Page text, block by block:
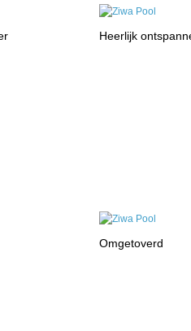
Heerlijk
Omgetoverd